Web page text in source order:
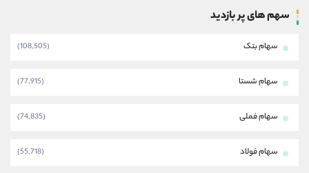
سهم های پر بازدید
سهام بتک (108,505)
سهام شستا (77,915)
سهام فملی (74,835)
سهام فولاد (55,718)